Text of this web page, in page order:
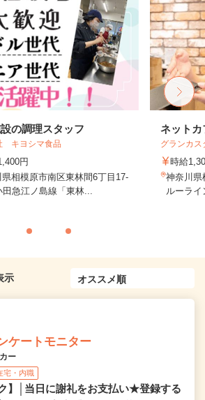
の調理スタッフ
キヨシマ食品
円
相模原市南区東林間6丁目17-
急江ノ島線「東林...
ネットカ
グランカ
時給
神奈川県
ルーラ
示
ケートモニター
ー
宅・内職
】│当日に謝礼をお支払い★登録する